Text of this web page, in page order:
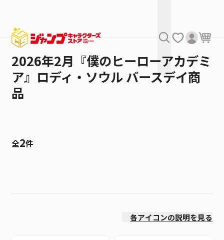
2026年2月『僕のヒーローアカデミ
ア』ロディ・ソウル バースデイ商
品
全2件
各アイコンの説明を見る